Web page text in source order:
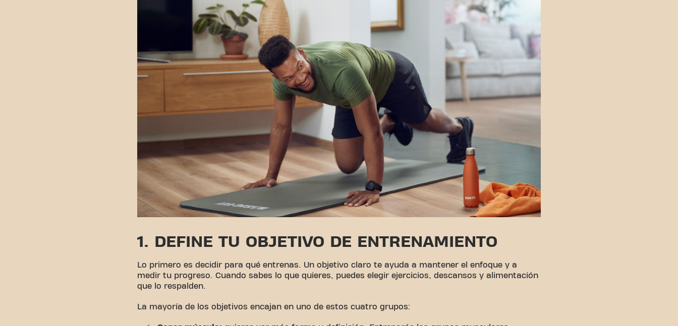
1. DEFINE TU OBJETIVO DE ENTRENAMIENTO
Lo primero es decidir para qué entrenas. Un objetivo claro te ayuda a mantener el enfoque y a
medir tu progreso. Cuando sabes lo que quieres, puedes elegir ejercicios, descansos y alimentación
que lo respalden.
La mayoría de los objetivos encajan en uno de estos cuatro grupos: